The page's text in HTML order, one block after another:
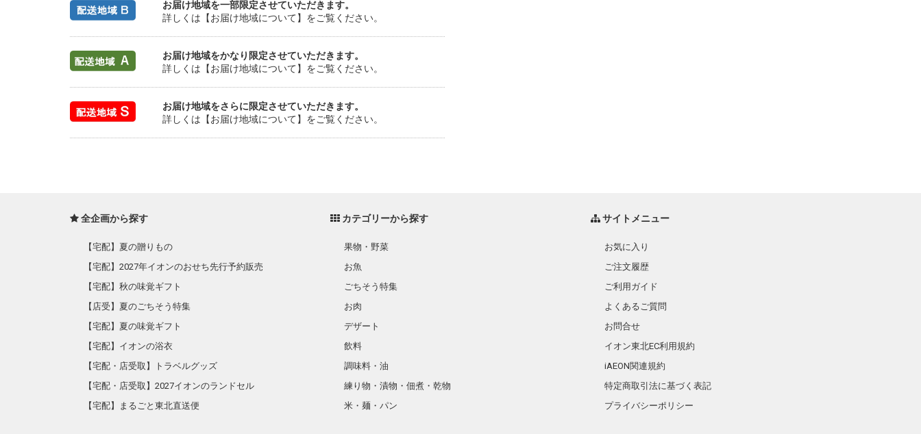
お届け地域を一部限定させていただきます。
詳しくは【お届け地域について】をご覧ください。
お届け地域をかなり限定させていただきます。
詳しくは【お届け地域について】をご覧ください。
お届け地域をさらに限定させていただきます。
詳しくは【お届け地域について】をご覧ください。
全企画から探す
【宅配】夏の贈りもの
【宅配】2027年イオンのおせち先行予約販売
【宅配】秋の味覚ギフト
【店受】夏のごちそう特集
【宅配】夏の味覚ギフト
【宅配】イオンの浴衣
【宅配・店受取】トラベルグッズ
【宅配・店受取】2027イオンのランドセル
【宅配】まるごと東北直送便
カテゴリーから探す
果物・野菜
お魚
ごちそう特集
お肉
デザート
飲料
調味料・油
練り物・漬物・佃煮・乾物
米・麺・パン
サイトメニュー
お気に入り
ご注文履歴
ご利用ガイド
よくあるご質問
お問合せ
イオン東北EC利用規約
iAEON関連規約
特定商取引法に基づく表記
プライバシーポリシー